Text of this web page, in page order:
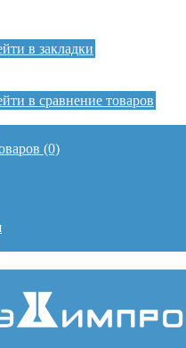
в закладки
в сравнение товаров
(0)